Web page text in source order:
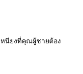
นียงที่คุณผู้ชายต้อง